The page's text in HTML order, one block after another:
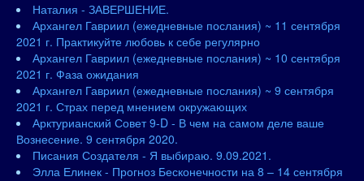
Наталия - ЗАВЕРШЕНИЕ.
Архангел Гавриил (ежедневные послания) ~ 11 сентября
2021 г. Практикуйте любовь к себе регулярно
Архангел Гавриил (ежедневные послания) ~ 10 сентября
2021 г. Фаза ожидания
Архангел Гавриил (ежедневные послания) ~ 9 сентября
2021 г. Страх перед мнением окружающих
Арктурианский Совет 9-D - В чем на самом деле ваше
Вознесение. 9 сентября 2020.
Писания Создателя - Я выбираю. 9.09.2021.
Элла Елинек - Прогноз Бесконечности на 8 – 14 сентября